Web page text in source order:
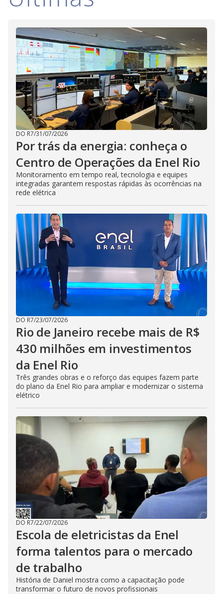
i
d
e
o
DO R7/31/07/2026
Por trás da energia: conheça o
Centro de Operações da Enel Rio
Monitoramento em tempo real, tecnologia e equipes
integradas garantem respostas rápidas às ocorrências na
rede elétrica
DO R7/23/07/2026
Rio de Janeiro recebe mais de R$
430 milhões em investimentos
da Enel Rio
Três grandes obras e o reforço das equipes fazem parte
do plano da Enel Rio para ampliar e modernizar o sistema
elétrico
DO R7/22/07/2026
Escola de eletricistas da Enel
forma talentos para o mercado
de trabalho
História de Daniel mostra como a capacitação pode
transformar o futuro de novos profissionais